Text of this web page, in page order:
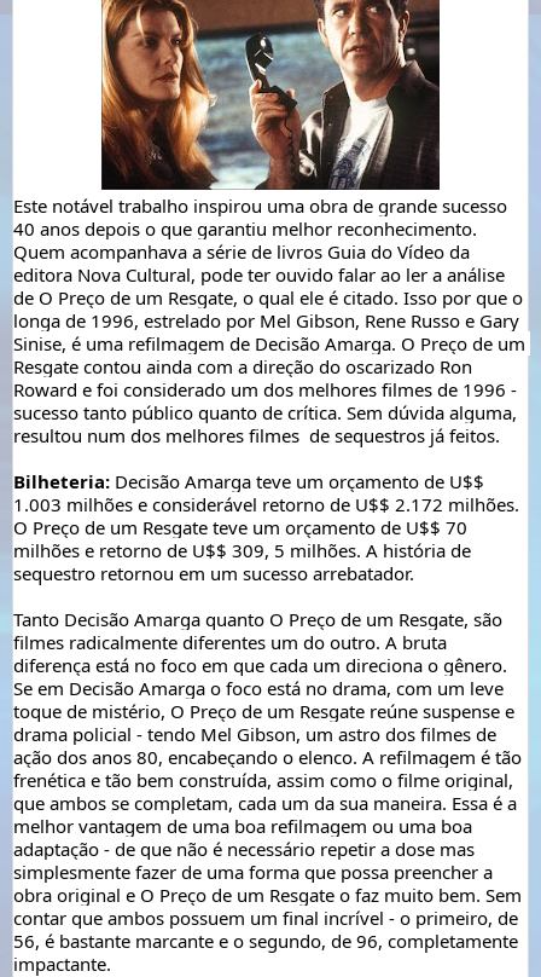
Este notável trabalho inspirou uma obra de grande sucesso
Quem acompanhava a série de livros Guia do Vídeo da
editora Nova Cultural, pode ter ouvido falar ao ler a análise
de O Preço de um Resgate, o qual ele é citado. Isso por que o
longa de 1996, estrelado por Mel Gibson, Rene Russo e Gary
Sinise, é uma refilmagem de Decisão Amarga. O Preço de um
Resgate contou ainda com a direção do oscarizado Ron
Roward e foi considerado um dos melhores filmes de 1996 -
sucesso tanto público quanto de crítica. Sem dúvida alguma,
resultou num dos melhores filmes de sequestros já feitos.
Bilheteria: Decisão Amarga teve um orçamento de U$$
1.003 milhões e considerável retorno de U$$ 2.172 milhões.
O Preço de um Resgate teve um orçamento de U$$ 70
milhões e retorno de U$$ 309, 5 milhões. A história de
sequestro retornou em um sucesso arrebatador.
Tanto Decisão Amarga quanto O Preço de um Resgate, são
filmes radicalmente diferentes um do outro. A bruta
diferença está no foco em que cada um direciona o gênero.
Se em Decisão Amarga o foco está no drama, com um leve
toque de mistério, O Preço de um Resgate reúne suspense e
drama policial - tendo Mel Gibson, um astro dos filmes de
ação dos anos 80, encabeçando o elenco. A refilmagem é tão
frenética e tão bem construída, assim como o filme original,
que ambos se completam, cada um da sua maneira. Essa é a
melhor vantagem de uma boa refilmagem ou uma boa
adaptação - de que não é necessário repetir a dose mas
simplesmente fazer de uma forma que possa preencher a
obra original e O Preço de um Resgate o faz muito bem. Sem
contar que ambos possuem um final incrível - o primeiro, de
56, é bastante marcante e o segundo, de 96, completamente
impactante.